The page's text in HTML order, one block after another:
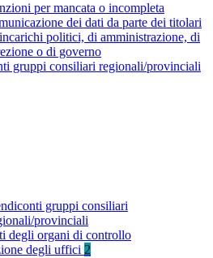
per mancata o incompleta
dei dati da parte dei titolari
politici, di amministrazione, di
o di governo
gruppi consiliari regionali/provinciali
gruppi consiliari
provinciali
degli organi di controllo
degli uffici 2